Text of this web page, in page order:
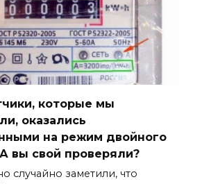
которые мы
оказались
на режим двойного
вы свой проверяли?
случайно заметили, что